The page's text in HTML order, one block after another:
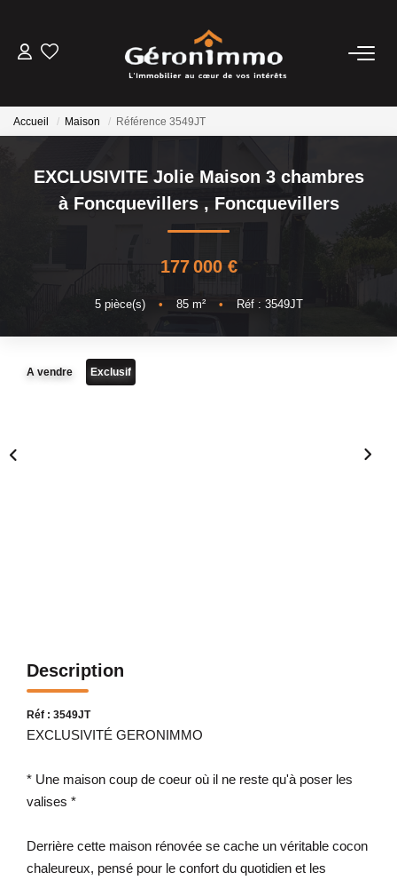
GESTION LOCATIVE
NOTRE AGENCE
Accueil Maison Référence 3549JT
EXCLUSIVITE Jolie Maison 3 chambres
à Foncquevillers , Foncquevillers
177 000 €
5pièce(s) • 85m² • Réf : 3549JT
A vendre Exclusif
Description
Réf : 3549JT
EXCLUSIVITÉ GERONIMMO
* Une maison coup de coeur où il ne reste qu'à poser les
valises *
Derrière cette maison rénovée se cache un véritable cocon
chaleureux, pensé pour le confort du quotidien et les